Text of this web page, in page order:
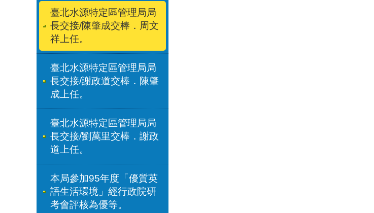
臺北水源特定區管理局局
長交接/陳肇成交棒．周文
祥上任。
臺北水源特定區管理局局
長交接/謝政道交棒．陳肇
成上任。
臺北水源特定區管理局局
長交接/劉萬里交棒．謝政
道上任。
本局參加95年度「優質英
語生活環境」經行政院研
考會評核為優等。